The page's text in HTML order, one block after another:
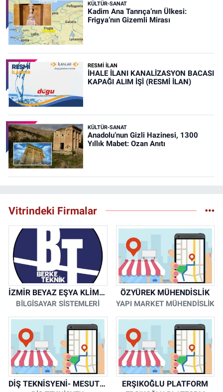
KÜLTÜR-SANAT
Kadim Ana Tanrıça’nın Ülkesi:
Frigya’nın Gizemli Mirası
RESMİ İLAN
İHALE İLANI KANALİZASYON BACASI
KAPAĞI ALIM İŞİ (RESMİ İLAN)
KÜLTÜR-SANAT
Anadolu’nun Gizli Hazinesi, 1300
Yıllık Mabet: Ozan Anıtı
Vitrindeki Firmalar
İZMİR BEYAZ EŞYA KLİMA KOMBİ SERVİSİ
BİLGİSAYAR SİSTEMLERİ
ÖZYÜREK MÜHENDİSLİK
YAPI MARKET MÜHENDİSLİK
DİŞ TEKNİSYENİ- MESUT KORKMAZ ERŞIKOĞLU PLATFORM